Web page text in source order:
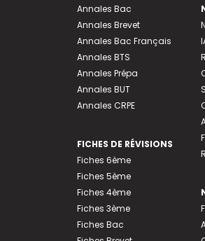
Annales Bac
Annales Brevet
Annales Bac Français
Annales BTS
Annales Prépa
Annales BUT
Annales CRPE
FICHES DE RÉVISIONS
Fiches 6ème
Fiches 5ème
Fiches 4ème
Fiches 3ème
Fiches Bac